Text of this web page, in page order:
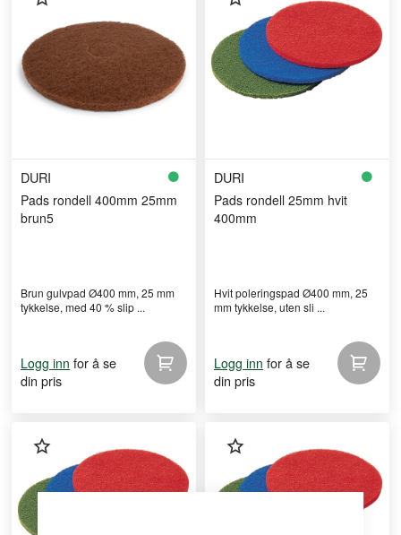
DURI
Pads rondell 400mm 25mm
brun5
Brun gulvpad Ø400 mm, 25 mm
tykkelse, med 40 % slip ...
Logg inn for å se
din pris
DURI
Pads rondell 25mm hvit
400mm
Hvit poleringspad Ø400 mm, 25
mm tykkelse, uten sli ...
Logg inn for å se
din pris